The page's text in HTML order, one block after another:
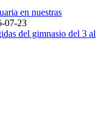
en nuestras
07-23
del gimnasio del 3 al